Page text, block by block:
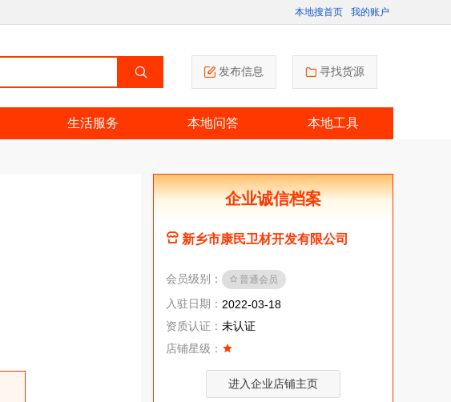
本地搜首页 我的账户
发布信息 寻找货源
生活服务 本地问答 本地工具
企业诚信档案
新乡市康民卫材开发有限公司
会员级别： 普通会员
入驻日期： 2022-03-18
资质认证： 未认证
店铺星级：
进入企业店铺主页